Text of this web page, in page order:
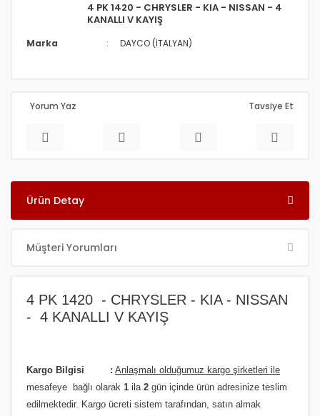
4 PK 1420 - CHRYSLER - KIA - NISSAN - 4
KANALLI V KAYIŞ
Marka DAYCO (İTALYAN)
Yorum Yaz Tavsiye Et
Ürün Detay
Müşteri Yorumları
4 PK 1420 - CHRYSLER - KIA - NISSAN
- 4 KANALLI V KAYIŞ
Kargo Bilgisi : Anlaşmalı olduğumuz kargo şirketleri ile
mesafeye bağlı olarak 1 ila 2 gün içinde ürün adresinize teslim
edilmektedir. Kargo ücreti sistem tarafından, satın almak